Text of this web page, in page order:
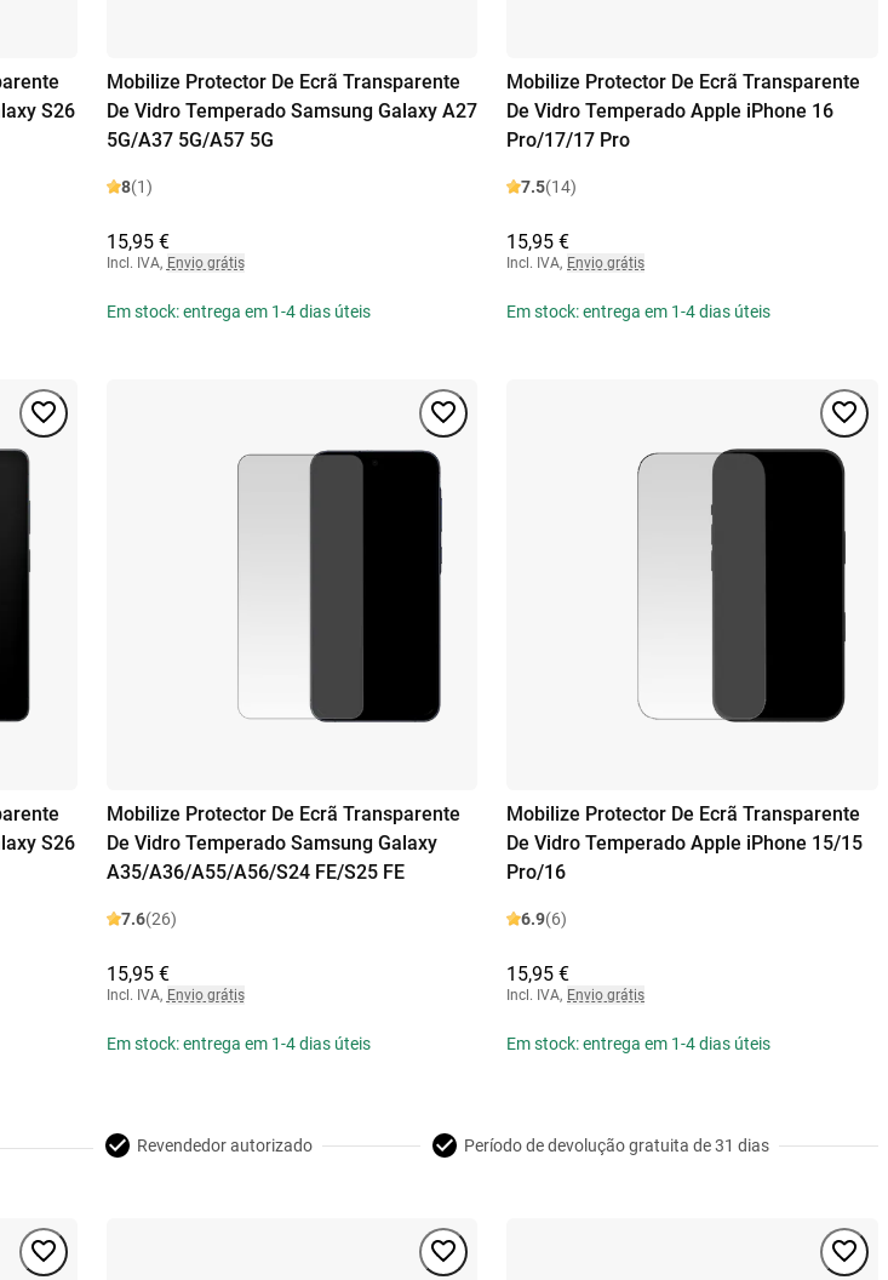
S26
Mobilize Protector De Ecrã Transparente
De Vidro Temperado Samsung Galaxy A27
5G/A37 5G/A57 5G
8(1)
15,95 €
Incl. IVA, Envio grátis
Em stock: entrega em 1-4 dias úteis
Mobilize Protector De Ecrã Transparente
De Vidro Temperado Apple iPhone 16
Pro/17/17 Pro
7.5(14)
15,95 €
Incl. IVA, Envio grátis
Em stock: entrega em 1-4 dias úteis
S26
Mobilize Protector De Ecrã Transparente
De Vidro Temperado Samsung Galaxy
A35/A36/A55/A56/S24 FE/S25 FE
7.6(26)
15,95 €
Incl. IVA, Envio grátis
Em stock: entrega em 1-4 dias úteis
Mobilize Protector De Ecrã Transparente
De Vidro Temperado Apple iPhone 15/15
Pro/16
6.9(6)
15,95 €
Incl. IVA, Envio grátis
Em stock: entrega em 1-4 dias úteis
Revendedor autorizado Período de devolução gratuita de 31 dias